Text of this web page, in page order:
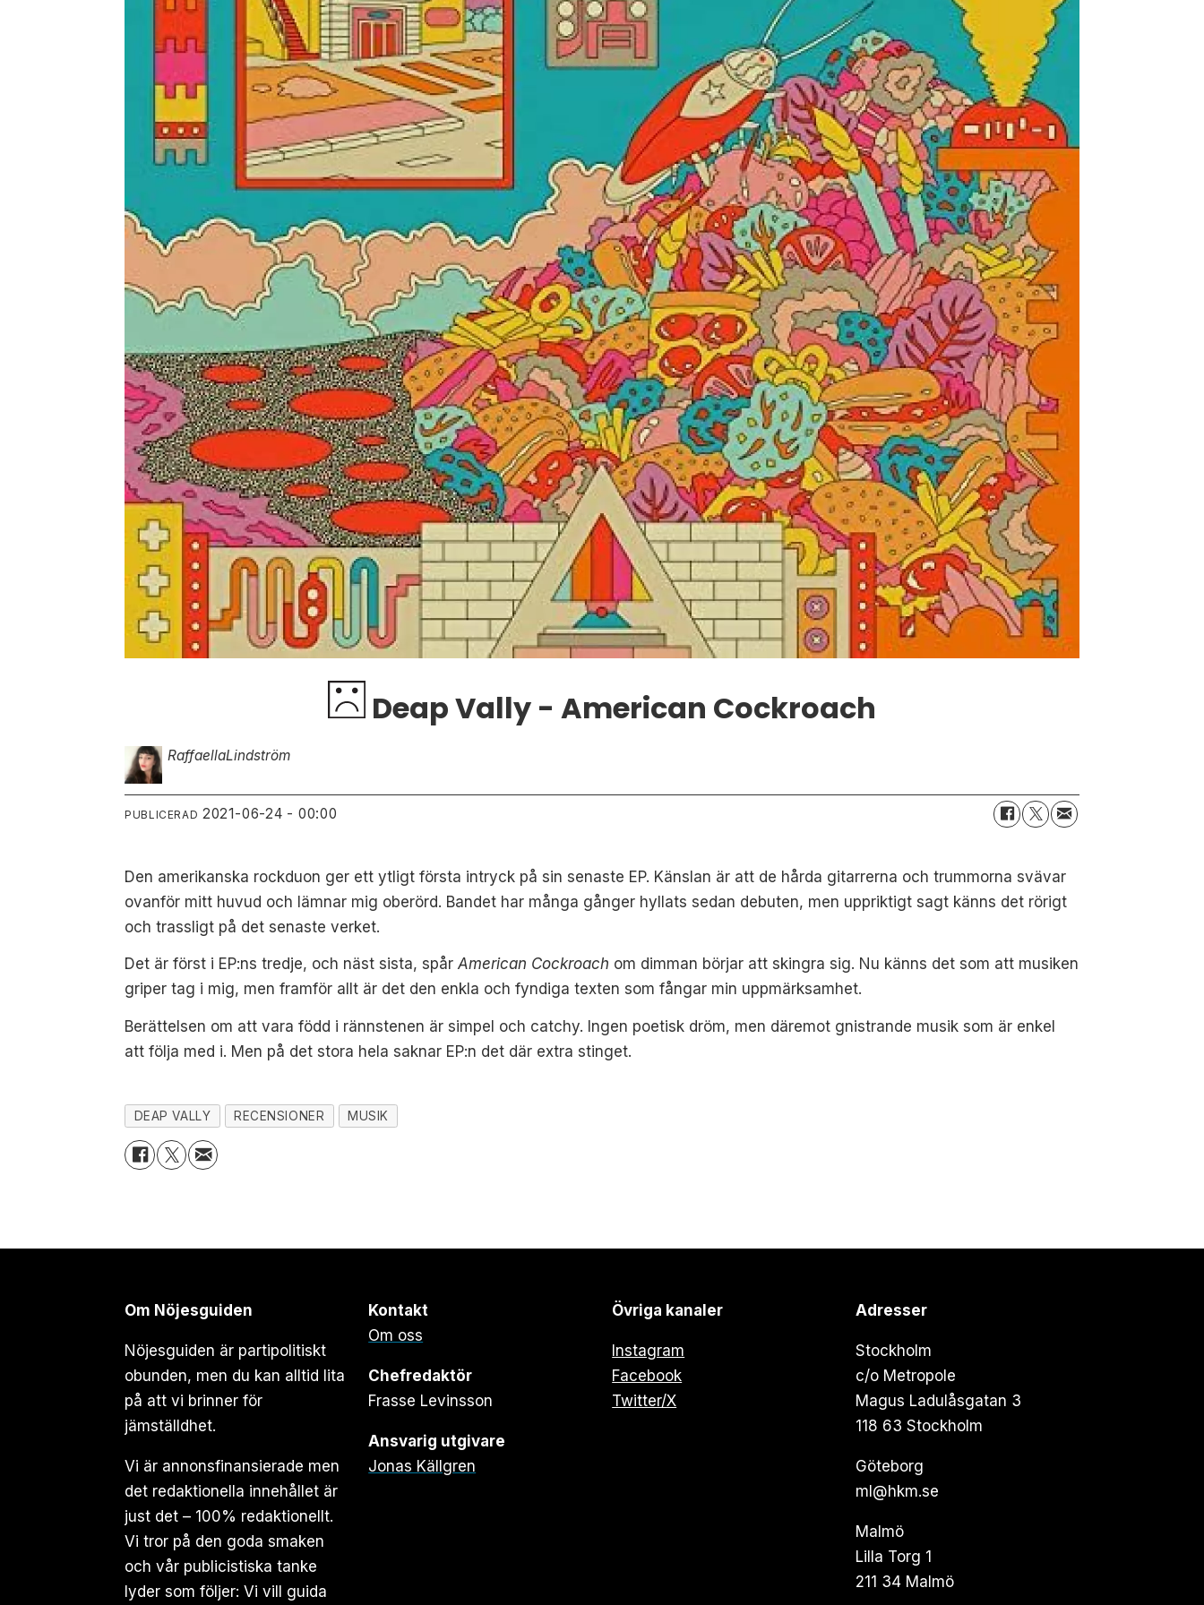
Deap Vally - American Cockroach
RaffaellaLindström
PUBLICERAD 2021-06-24 - 00:00
Den amerikanska rockduon ger ett ytligt första intryck på sin senaste EP. Känslan är att de hårda gitarrerna och trummorna svävar
ovanför mitt huvud och lämnar mig oberörd. Bandet har många gånger hyllats sedan debuten, men uppriktigt sagt känns det rörigt
och trassligt på det senaste verket.
Det är först i EP:ns tredje, och näst sista, spårAmerican Cockroach om dimman börjar att skingra sig. Nu känns det som att musiken
griper tag i mig, men framför allt är det den enkla och fyndiga texten som fångar min uppmärksamhet.
Berättelsen om att vara född i rännstenen är simpel och catchy. Ingen poetisk dröm, men däremot gnistrande musik som är enkel
att följa med i. Men på det stora hela saknar EP:n det där extra stinget.
DEAP VALLY RECENSIONER MUSIK
Om Nöjesguiden
Nöjesguiden är partipolitiskt
obunden, men du kan alltid lita
på att vi brinner för
jämställdhet.
Vi är annonsfinansierade men
det redaktionella innehållet är
just det – 100% redaktionellt.
Vi tror på den goda smaken
och vår publicistiska tanke
lyder som följer: Vi vill guida
Kontakt
Om oss
Chefredaktör
Frasse Levinsson
Ansvarig utgivare
Jonas Källgren
Övriga kanaler
Instagram
Facebook
Twitter/X
Adresser
Stockholm
c/o Metropole
Magus Ladulåsgatan 3
118 63 Stockholm
Göteborg
ml@hkm.se
Malmö
Lilla Torg 1
211 34 Malmö